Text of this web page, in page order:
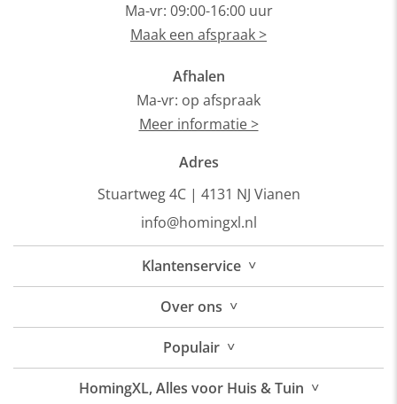
Ma-vr: 09:00-16:00 uur
Maak een afspraak >
Afhalen
Ma-vr: op afspraak
Meer informatie >
Adres
Stuartweg 4C | 4131 NJ Vianen
info@homingxl.nl
Klantenservice ˅
Overons ˅
Populair ˅
HomingXL, Alles voor Huis & Tuin ˅